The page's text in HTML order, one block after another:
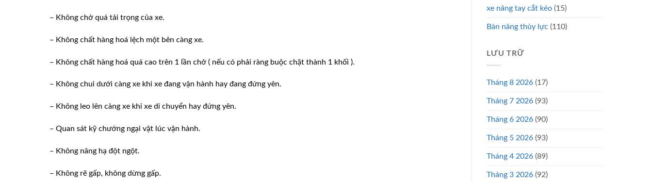
– Không chở quá tải trọng của xe.
– Không chất hàng hoá lệch một bên càng xe.
– Không chất hàng hoá quá cao trên 1 lần chở ( nếu có phải ràng buộc chặt thành 1 khối ).
– Không chui dưới càng xe khi xe đang vận hành hay đang đứng yên.
– Không leo lên càng xe khi xe di chuyển hay đứng yên.
– Quan sát kỹ chướng ngại vật lúc vận hành.
– Không nâng hạ đột ngột.
– Không rẽ gấp, không dừng gấp.
xe nâng tay cắt kéo (15)
Bàn nâng thủy lực (110)
LƯU TRỮ
Tháng 8 2026 (17)
Tháng 7 2026 (93)
Tháng 6 2026 (90)
Tháng 5 2026 (93)
Tháng 4 2026 (89)
Tháng 3 2026 (92)